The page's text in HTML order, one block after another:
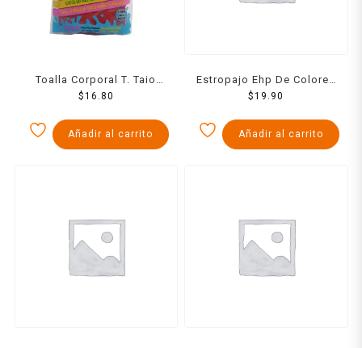
Toalla Corporal T. Taio
Rigida Para Baño Y Masaje
$16.80
Añadir al carrito
Estropajo Ehp De Colores
1 Pzs
$19.90
Añadir al carrito